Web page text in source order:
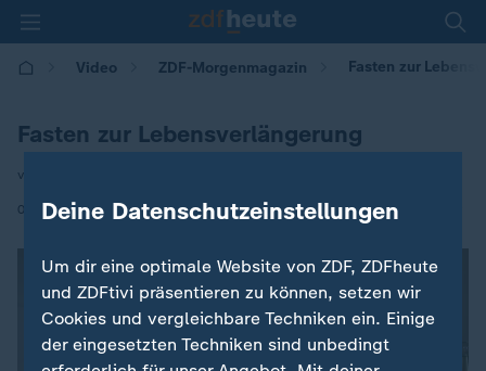
Video ZDF-Morgenmagazin Fasten zur
Fasten zur Lebensverlängerung
von Sabine Platz
02.04.2025 | 05:30
Deine Datenschutzeinstellungen
Um dir eine optimale Website von ZDF, ZDFheute
und ZDFtivi präsentieren zu können, setzen wir
Cookies und vergleichbare Techniken ein. Einige
der eingesetzten Techniken sind unbedingt